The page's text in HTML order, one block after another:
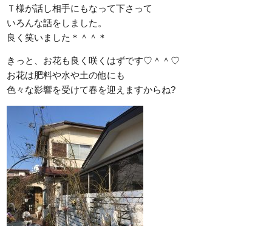
Ｔ様が話し相手にもなって下さって
いろんな話をしました。
良く笑いました＊＾＾＊
きっと、お花も良く咲くはずです♡＾＾♡
お花は肥料や水や土の他にも
色々な影響を受けて春を迎えますからね?